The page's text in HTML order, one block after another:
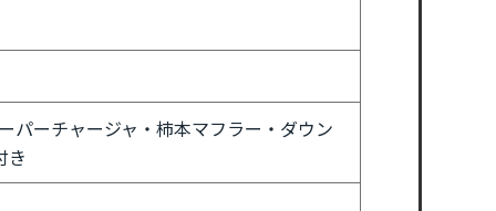
パーチャージャ・柿本マフラー・ダウン
き